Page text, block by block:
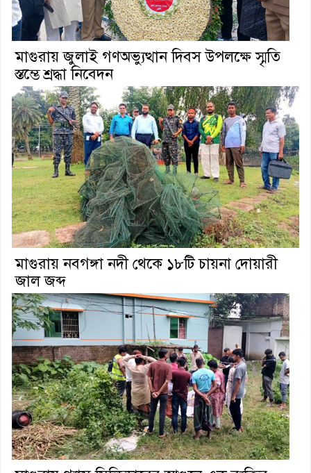
মাগুরায় জুলাই গণঅভ্যুত্থান দিবস উপলক্ষে স্মৃতি
স্তম্ভে শ্রদ্ধা নিবেদন
মাগুরায় নবগঙ্গা নদী থেকে ১৮টি চায়না দোয়ারী
জাল জব্দ